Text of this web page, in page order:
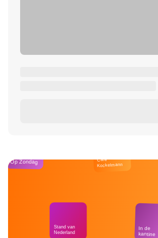
Op Zondag
Stand van
Nederland
Café
Kockelmann
In de
kantine